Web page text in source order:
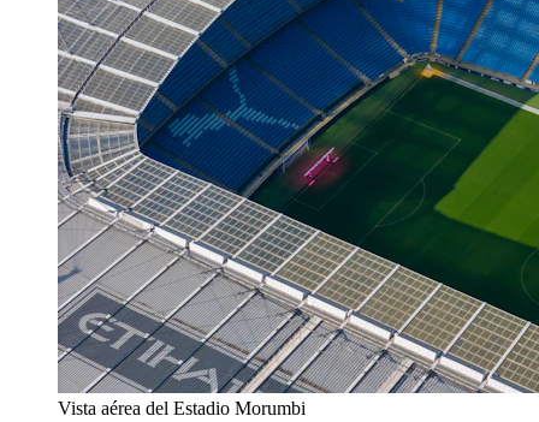
Vista aérea del Estadio Morumbi